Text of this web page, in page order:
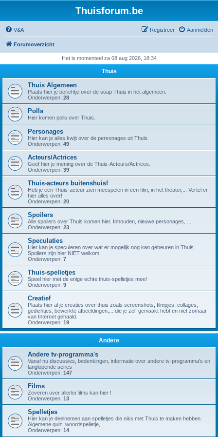
Thuisforum.be
V&A Aanmelden
Registreer
Forumoverzicht
Het is momenteel za 08 aug 2026, 18:34
Thuis
Thuis Algemeen
Plaats hier je berichtje over de soap Thuis in het algemeen.
Onderwerpen: 28
Polls
Hier komen polls over Thuis.
Personages
Hier kan je alles kwijt over de personages uit Thuis.
Onderwerpen: 49
Acteurs/Actrices
Geef hier je mening over de Thuis-Acteurs/Actrices.
Onderwerpen: 39
Thuis-acteurs buitenshuis!
Heb je een Thuis-acteur zien meespelen in een film, in het theater,... Vertel er
hier alles over!
Onderwerpen: 20
Spoilers
Alle spoilers over Thuis komen hier. Inhouden, nieuwe personages, ...
Onderwerpen: 23
Speculaties
Hier kan je speculeren over wat er mogelijk nog kan gebeuren in Thuis.
Spoilers zijn hier NIET welkom!
Onderwerpen: 7
Thuis-spelletjes
Speel hier met de enige echte thuis-spelletjes mee!
Onderwerpen: 9
Creatief
Plaats hier al je creaties over thuis zoals screenshots, filmpjes, collages,
gedichtjes, bewerkte afbeeldingen,... die je zelf gemaakt hebt en niet zomaar
van Internet gehaald.
Onderwerpen: 19
Andere
Andere tv-programma's
Vanaf nu discussies, bedenkingen, informatie over andere tv-programma's en
langlopende series
Onderwerpen: 147
Films
Zeveren over allerlei films kan hier !
Onderwerpen: 13
Spelletjes
Hier kan je deelnemen aan spelletjes die niks met Thuis te maken hebben.
Algemene quiz, woordspelletje,..
Onderwerpen: 14